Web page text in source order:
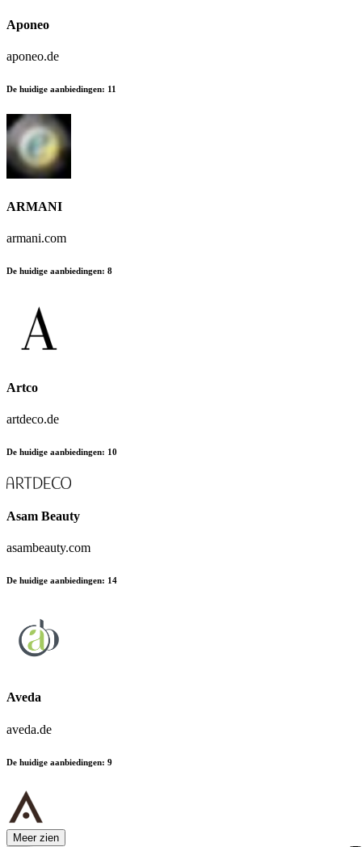
Aponeo
aponeo.de
De huidige aanbiedingen: 11
ARMANI
armani.com
De huidige aanbiedingen: 8
Artco
artdeco.de
De huidige aanbiedingen: 10
Asam Beauty
asambeauty.com
De huidige aanbiedingen: 14
Aveda
aveda.de
De huidige aanbiedingen: 9
Meer zien